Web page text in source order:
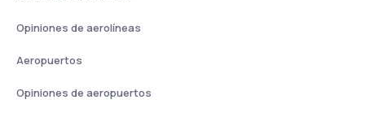
Opiniones de aerolíneas
Aeropuertos
Opiniones de aeropuertos